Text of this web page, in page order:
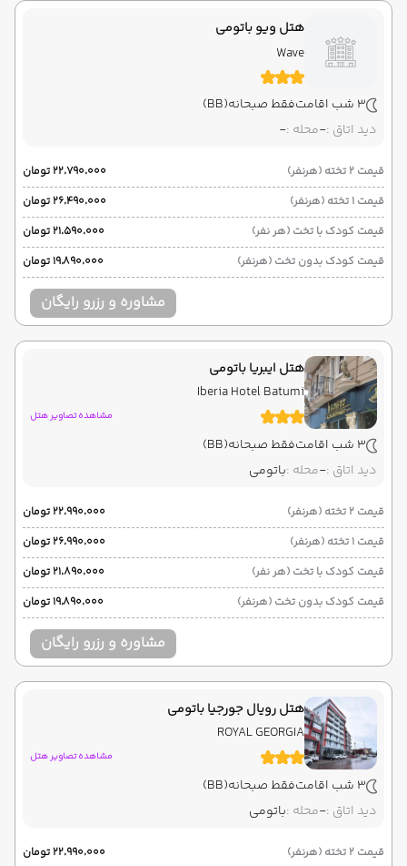
باتومی , فرودگاه بین‌المللی باتومی BUS
تهران ,
فرودگاه بین‌المللی امام خمینی IKA
نوع سفر :هوایی(Economy)
ساعت حرکت :14:20
هتل ویو باتومی
Wave
3 شب اقامت فقط صبحانه(BB)
دید اتاق :-محله :-
قیمت 2 تخته (هرنفر)
۲۲٬۷۹۰٬۰۰۰ تومان
قیمت 1 تخته (هرنفر)
۲۶٬۴۹۰٬۰۰۰ تومان
قیمت کودک با تخت (هر نفر)
۲۱٬۵۹۰٬۰۰۰ تومان
قیمت کودک بدون تخت (هرنفر)
۱۹٬۸۹۰٬۰۰۰ تومان
مشاوره و رزرو رایگان
هتل ایبریا باتومی
Iberia Hotel Batumi
مشاهده تصاویر هتل
3 شب اقامت فقط صبحانه(BB)
دید اتاق :-محله :باتومی
قیمت 2 تخته (هرنفر)
۲۲٬۹۹۰٬۰۰۰ تومان
قیمت 1 تخته (هرنفر)
۲۶٬۹۹۰٬۰۰۰ تومان
قیمت کودک با تخت (هر نفر)
۲۱٬۸۹۰٬۰۰۰ تومان
قیمت کودک بدون تخت (هرنفر)
۱۹٬۸۹۰٬۰۰۰ تومان
مشاوره و رزرو رایگان
هتل رویال جورجیا باتومی
ROYAL GEORGIA
مشاهده تصاویر هتل
3 شب اقامت فقط صبحانه(BB)
دید اتاق :-محله :باتومی
قیمت 2 تخته (هرنفر)
۲۲٬۹۹۰٬۰۰۰ تومان